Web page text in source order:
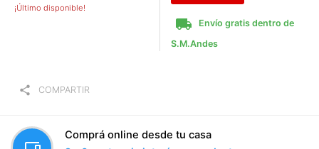
¡Último disponible!
local_shipping
Envío gratis dentro de
S.M.Andes
share COMPARTIR
Comprá online desde tu casa